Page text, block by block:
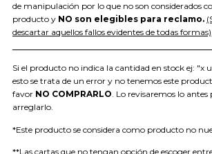
de manipulación por lo que no son considerados
producto y NO son elegibles para reclamo.
descartar aquellos fallos evidentes de todas formas)
Si el producto no indica la cantidad en stock ej: "x
esto se trata de un error y no tenemos este
favor NO COMPRARLO. Lo revisaremos lo antes
arreglarlo.
*Este producto se considera como producto no
**Las cartas que no tengan opción de escoger